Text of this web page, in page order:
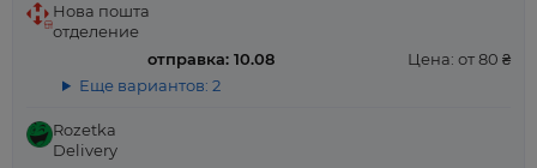
Нова пошта
отделение
отправка: 10.08
Цена: от 80 ₴
Еще вариантов: 2
Rozetka
Delivery